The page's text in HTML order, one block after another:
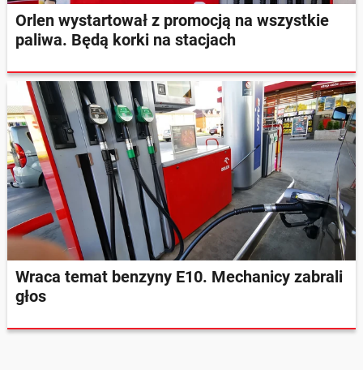
Orlen wystartował z promocją na wszystkie
paliwa. Będą korki na stacjach
Wraca temat benzyny E10. Mechanicy zabrali
głos